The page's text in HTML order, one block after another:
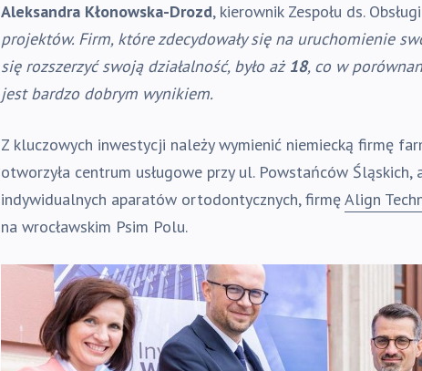
Aleksandra Kłonowska-Drozd, kierownik Zespołu ds.
projektów. Firm, które zdecydowały się na uruchomienie
się rozszerzyć swoją działalność, było aż 18, co w
jest bardzo dobrym wynikiem.
Z kluczowych inwestycji należy wymienić niemiecką firmę
otworzyła centrum usługowe przy ul. Powstańców
indywidualnych aparatów ortodontycznych, firmęAlign
na wrocławskim Psim Polu.